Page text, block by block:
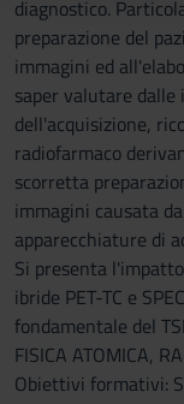
con altre
raccolto dal tuo
diagnostico.
preparazione del
immagini ed
saper valutare
dell'acquisizione,
radiofarmaco
scorretta
immagini causata
apparecchiature di
Si presenta
ibride PET-TC e
fondamentale del
FISICA ATOMICA,
Obiettivi formativi: